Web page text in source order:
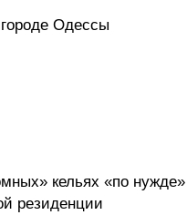
Одессы
кельях «по нужде»
резиденции